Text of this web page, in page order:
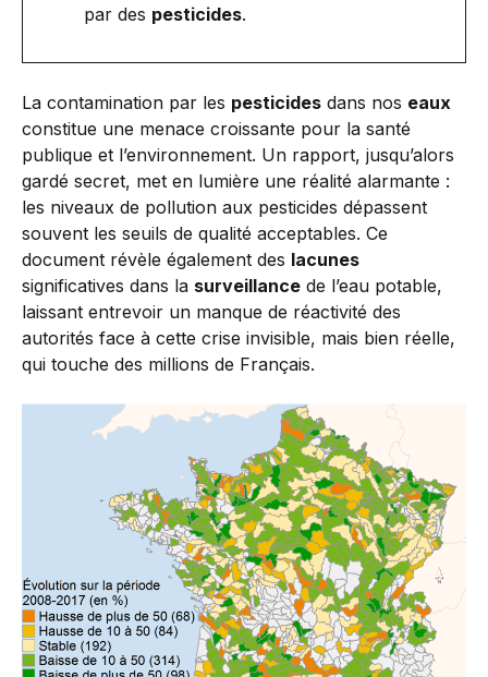
par des pesticides.
La contamination par les pesticides dans nos eaux
constitue une menace croissante pour la santé
publique et l’environnement. Un rapport, jusqu’alors
gardé secret, met en lumière une réalité alarmante :
les niveaux de pollution aux pesticides dépassent
souvent les seuils de qualité acceptables. Ce
document révèle également des lacunes
significatives dans la surveillance de l’eau potable,
laissant entrevoir un manque de réactivité des
autorités face à cette crise invisible, mais bien réelle,
qui touche des millions de Français.